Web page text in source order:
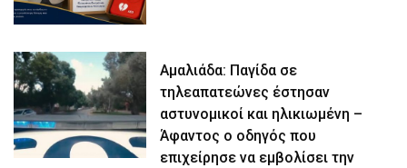
Αμαλιάδα: Παγίδα σε
τηλεαπατεώνες έστησαν
αστυνομικοί και ηλικιωμένη –
Άφαντος ο οδηγός που
επιχείρησε να εμβολίσει την